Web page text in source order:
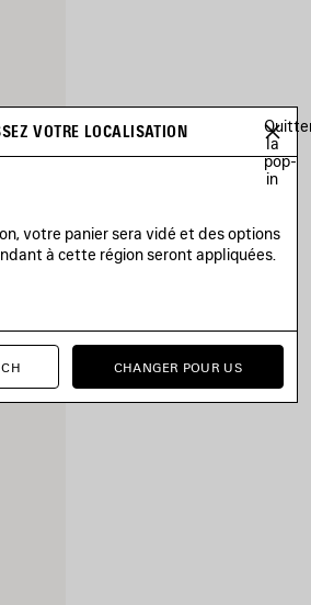
VOTRE LOCALISATION
la
pop-
in
votre panier sera vidé et des options
à cette région seront appliquées.
CHANGER POUR US